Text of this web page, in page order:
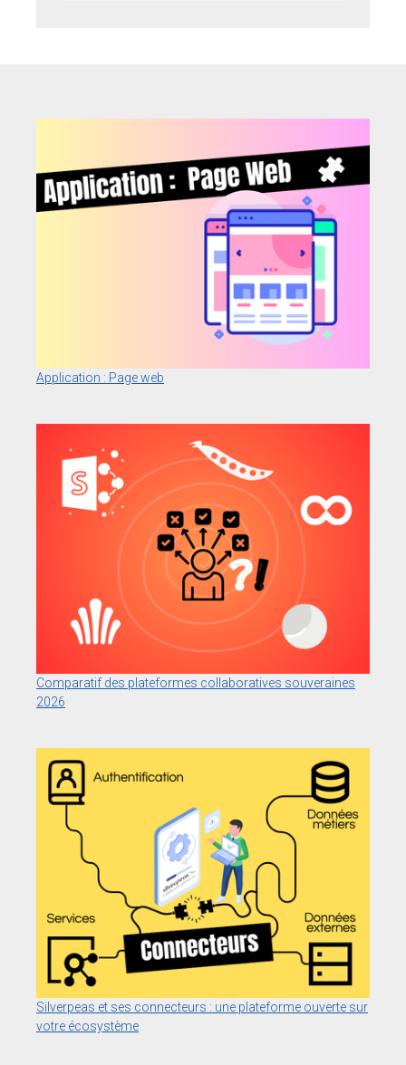
Application : Page web
Comparatif des plateformes collaboratives souveraines
2026
Silverpeas et ses connecteurs : une plateforme ouverte sur
votre écosystème